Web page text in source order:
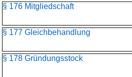
§ 176 Mitgliedschaft
§ 177 Gleichbehandlung
§ 178 Gründungsstock